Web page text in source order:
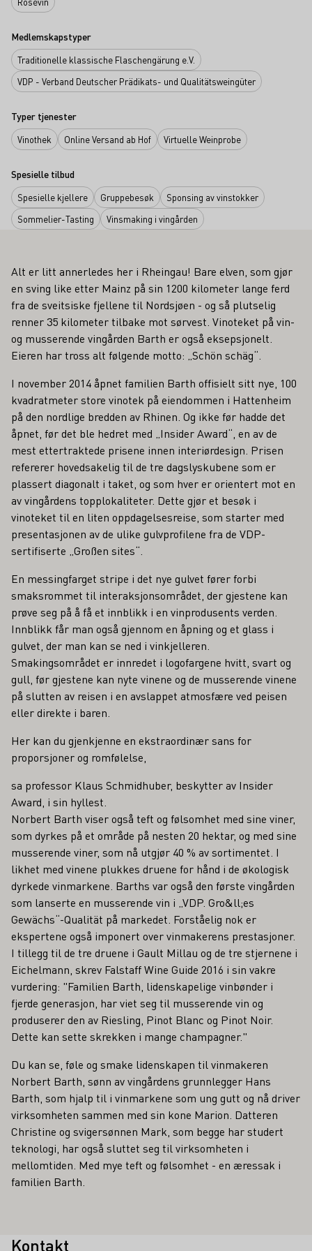
Medlemskapstyper
Traditionelle klassische Flaschengärung e.V.
VDP - Verband Deutscher Prädikats- und Qualitätsweingüter
Typer tjenester
Vinothek Online Versand ab Hof Virtuelle Weinprobe
Spesielle tilbud
Spesielle kjellere Gruppebesøk
Sponsing av vinstokker
Sommelier-Tasting
Vinsmaking i vingården
Alt er litt annerledes her i Rheingau! Bare elven, som gjør
en sving like etter Mainz på sin 1200 kilometer lange ferd
fra de sveitsiske fjellene til Nordsjøen - og så plutselig
renner 35 kilometer tilbake mot sørvest. Vinoteket på vin-
og musserende vingården Barth er også eksepsjonelt.
Eieren har tross alt følgende motto: „Schön schäg“.
I november 2014 åpnet familien Barth offisielt sitt nye, 100
kvadratmeter store vinotek på eiendommen i Hattenheim
på den nordlige bredden av Rhinen. Og ikke før hadde det
åpnet, før det ble hedret med „Insider Award“, en av de
mest ettertraktede prisene innen interiørdesign. Prisen
refererer hovedsakelig til de tre dagslyskubene som er
plassert diagonalt i taket, og som hver er orientert mot en
av vingårdens topplokaliteter. Dette gjør et besøk i
vinoteket til en liten oppdagelsesreise, som starter med
presentasjonen av de ulike gulvprofilene fra de VDP-
sertifiserte „Großen sites“.
En messingfarget stripe i det nye gulvet fører forbi
smaksrommet til interaksjonsområdet, der gjestene kan
prøve seg på å få et innblikk i en vinprodusents verden.
Innblikk får man også gjennom en åpning og et glass i
gulvet, der man kan se ned i vinkjelleren.
Smakingsområdet er innredet i logofargene hvitt, svart og
gull, før gjestene kan nyte vinene og de musserende vinene
på slutten av reisen i en avslappet atmosfære ved peisen
eller direkte i baren.
Her kan du gjenkjenne en ekstraordinær sans for
proporsjoner og romfølelse,
sa professor Klaus Schmidhuber, beskytter av Insider
Award, i sin hyllest.
Norbert Barth viser også teft og følsomhet med sine viner,
som dyrkes på et område på nesten 20 hektar, og med sine
musserende viner, som nå utgjør 40 % av sortimentet. I
likhet med vinene plukkes druene for hånd i de økologisk
dyrkede vinmarkene. Barths var også den første vingården
som lanserte en musserende vin i „VDP. Gro&ll;es
Gewächs“-Qualität på markedet. Forståelig nok er
ekspertene også imponert over vinmakerens prestasjoner.
I tillegg til de tre druene i Gault Millau og de tre stjernene i
Eichelmann, skrev Falstaff Wine Guide 2016 i sin vakre
vurdering: "Familien Barth, lidenskapelige vinbønder i
fjerde generasjon, har viet seg til musserende vin og
produserer den av Riesling, Pinot Blanc og Pinot Noir.
Dette kan sette skrekken i mange champagner."
Du kan se, føle og smake lidenskapen til vinmakeren
Norbert Barth, sønn av vingårdens grunnlegger Hans
Barth, som hjalp til i vinmarkene som ung gutt og nå driver
virksomheten sammen med sin kone Marion. Datteren
Christine og svigersønnen Mark, som begge har studert
teknologi, har også sluttet seg til virksomheten i
mellomtiden. Med mye teft og følsomhet - en æressak i
familien Barth.
Kontakt